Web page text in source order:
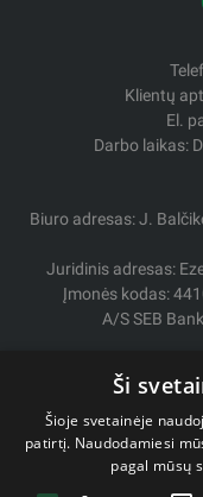
Klientų
El.
Darbo laikas:
Biuro adresas: J.
Juridinis adresas:
Įmonės kodas:
A/S SEB
Ši
Šioje svetainėje
patirtį. Naudodamiesi
pagal mūsų